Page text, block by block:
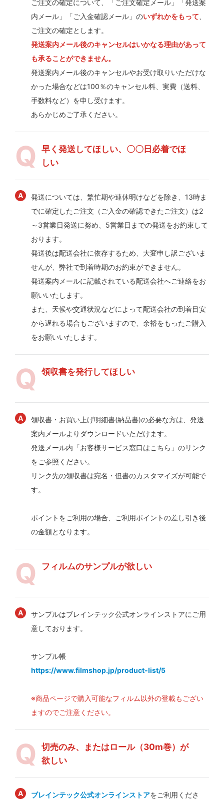
ご注文の確定について、「ご注文確定メール」「発送案
内メール」「ご入金確認メール」のいずれかをもって
ご注文の確定とします。
発送案内メール後のキャンセルはいかなる理由があって
も承ることができません。
発送案内メール後のキャンセルやお受け取りいただけな
かった場合などは100％のキャンセル料、実費（送料、
手数料など）を申し受けます。
あらかじめご了承ください。
早く発送してほしい、〇〇日必着でほ
しい
発送については、繁忙期や連休明けなどを除き、13時ま
でに確定したご注文（ご入金の確認できたご注文）は2
～3営業日発送に努め、5営業日までの発送をお約束して
おります。
発送後は配送会社に依存するため、大変申し訳ございま
せんが、弊社で到着時期のお約束ができません。
発送案内メールに記載されている配送会社へご連絡をお
願いいたします。
また、天候や交通状況などによって配送会社の到着目安
から遅れる場合もございますので、余裕をもったご購入
をお願いいたします。
領収書を発行してほしい
領収書・お買い上げ明細書(納品書)の必要な方は、発送
案内メールよりダウンロードいただけます。
発送メール内「お客様サービス窓口はこちら」のリンク
をご参照ください。
リンク先の領収書は宛名・但書のカスタマイズが可能で
す。
ポイントをご利用の場合、ご利用ポイントの差し引き後
の金額となります。
フィルムのサンプルが欲しい
サンプルはブレインテック公式オンラインストアにご用
意しております。
サンプル帳
https://www.filmshop.jp/product-list/5
※商品ページで購入可能なフィルム以外の登載もござい
ますのでご注意ください。
切売のみ、またはロール（30m巻）が
欲しい
ブレインテック公式オンラインストアをご利用くださ